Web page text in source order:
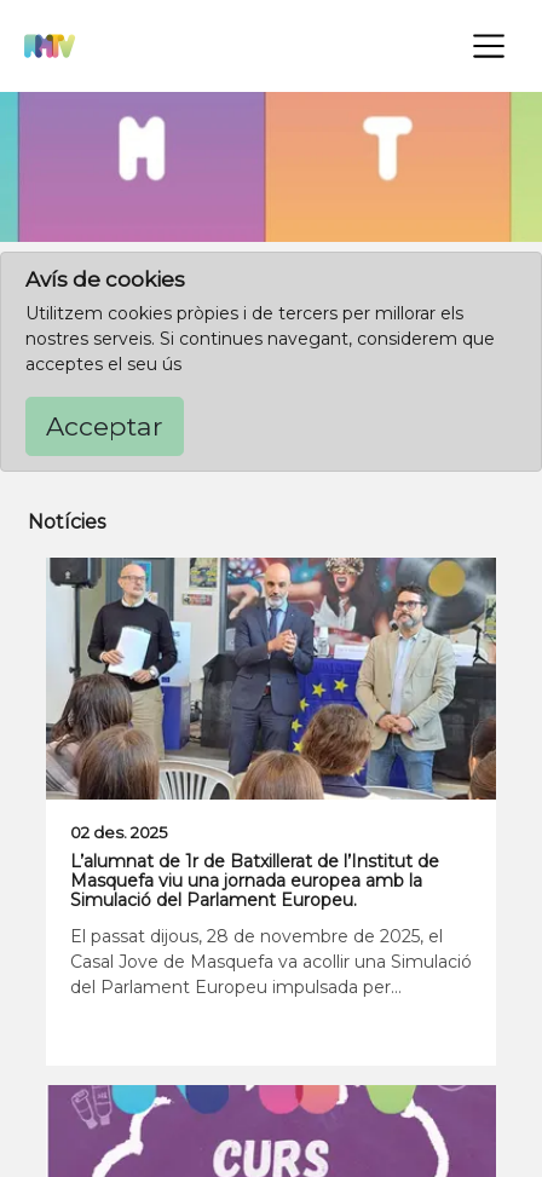
×
Avís de cookies
Utilitzem cookies pròpies i de tercers per millorar els
nostres serveis. Si continues navegant, considerem que
acceptes el seu ús
Acceptar
Notícies
02 des. 2025
L’alumnat de 1r de Batxillerat de l’Institut de
Masquefa viu una jornada europea amb la
Simulació del Parlament Europeu.
El passat dijous, 28 de novembre de 2025, el
Casal Jove de Masquefa va acollir una Simulació
del Parlament Europeu impulsada per